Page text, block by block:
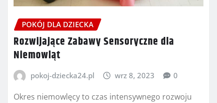
POKÓJ DLA DZIECKA
Rozwijające Zabawy Sensoryczne dla
Niemowląt
pokoj-dziecka24.pl wrz 8, 2023 0
Okres niemowlęcy to czas intensywnego rozwoju